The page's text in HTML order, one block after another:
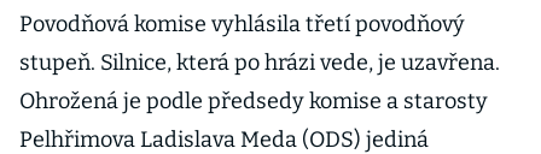
Povodňová komise vyhlásila třetí povodňový
stupeň. Silnice, která po hrázi vede, je uzavřena.
Ohrožená je podle předsedy komise a starosty
Pelhřimova Ladislava Meda (ODS) jediná